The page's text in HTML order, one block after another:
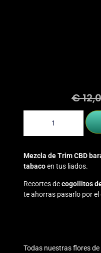
€
Mezcla de Trim CBD
tabacoen tus liados.
Recortes decogollitos
te ahorras pasarlo por el
Todas nuestras flores de